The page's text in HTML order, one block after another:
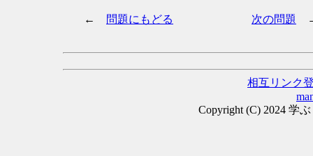
← 問題にもどる 次の問題
相互リンク
Copyright (C) 2024 学